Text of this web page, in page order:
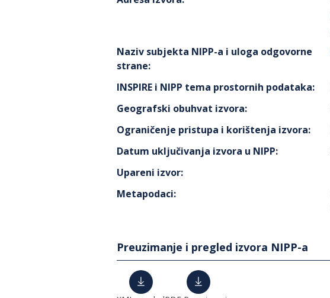
Naziv subjekta NIPP-a i uloga odgovorne
strane:
INSPIRE i NIPP tema prostornih podataka:
Geografski obuhvat izvora:
Ograničenje pristupa i korištenja izvora:
Datum uključivanja izvora u NIPP:
Upareni izvor:
Metapodaci:
Preuzimanje i pregled izvora NIPP-a